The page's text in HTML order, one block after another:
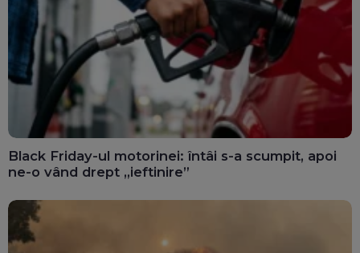
Black Friday-ul motorinei: întâi s-a scumpit, apoi
ne-o vând drept „ieftinire”